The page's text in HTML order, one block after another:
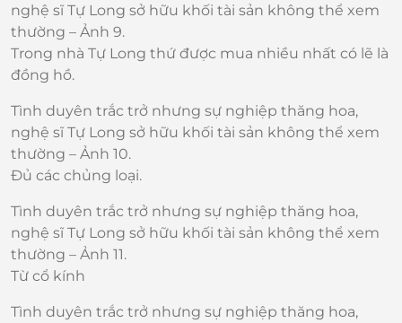
nghệ sĩ Tự Long sở hữu khối tài sản không thể xem
thường – Ảnh 9.
Trong nhà Tự Long thứ được mua nhiều nhất có lẽ là
đồng hồ.
Tình duyên trắc trở nhưng sự nghiệp thăng hoa,
nghệ sĩ Tự Long sở hữu khối tài sản không thể xem
thường – Ảnh 10.
Đủ các chủng loại.
Tình duyên trắc trở nhưng sự nghiệp thăng hoa,
nghệ sĩ Tự Long sở hữu khối tài sản không thể xem
thường – Ảnh 11.
Từ cổ kính
Tình duyên trắc trở nhưng sự nghiệp thăng hoa,